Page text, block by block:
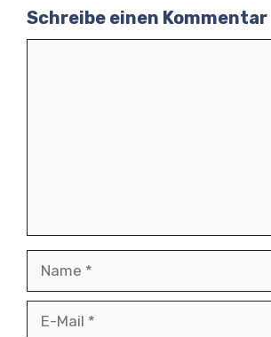
Schreibe einen Kommentar
Mail